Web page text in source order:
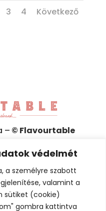
védelmét
a személyre szabott
valamint a
sütiket (cookie)
gombra kattintva
3 4 Következő
– © Flavourtable
(GDPR)
(ÁSZF)
irat